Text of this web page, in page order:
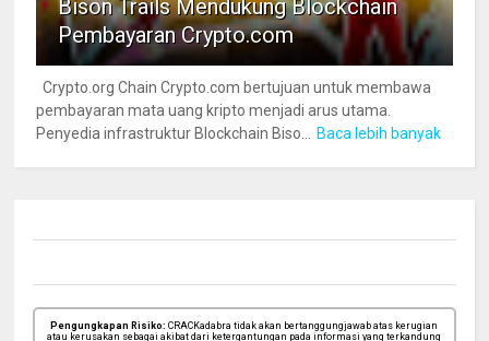
Bison Trails Mendukung Blockchain
Pembayaran Crypto.com
Crypto.org Chain Crypto.com bertujuan untuk membawa
pembayaran mata uang kripto menjadi arus utama.
Penyedia infrastruktur Blockchain Biso...
Baca lebih banyak
Pengungkapan Risiko: CRACKadabra tidak akan bertanggungjawab atas kerugian
atau kerusakan sebagai akibat dari ketergantungan pada informasi yang terkandung